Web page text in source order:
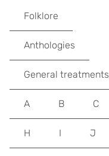
Folklore
Anthologies
General treatments
A B C
H I J